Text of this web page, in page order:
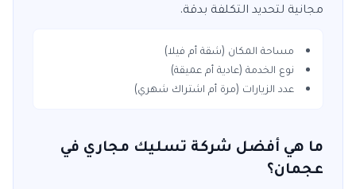
مجانية لتحديد التكلفة بدقة.
مساحة المكان (شقة أم فيلا)
نوع الخدمة (عادية أم عميقة)
عدد الزيارات (مرة أم اشتراك شهري)
ما هي أفضل شركة تسليك مجاري في
عجمان؟